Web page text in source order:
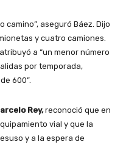
camino”, aseguró Báez. Dijo
y cuatro camiones.
a “un menor número
por temporada,
600”.
Rey,reconoció que en
vial y que la
y a la espera de